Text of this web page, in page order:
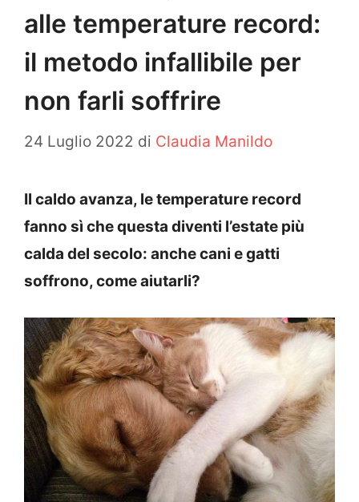
alle temperature record:
il metodo infallibile per
non farli soffrire
24 Luglio 2022 di Claudia Manildo
Il caldo avanza, le temperature record
fanno sì che questa diventi l’estate più
calda del secolo: anche cani e gatti
soffrono, come aiutarli?